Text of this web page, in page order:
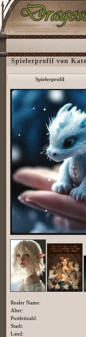
Spielerprofil von
Spielerprofil
Realer Name:
Alter:
Postleitzahl:
Stadt:
Land: